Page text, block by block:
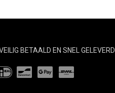
BETAALD EN SNEL GELEVERD